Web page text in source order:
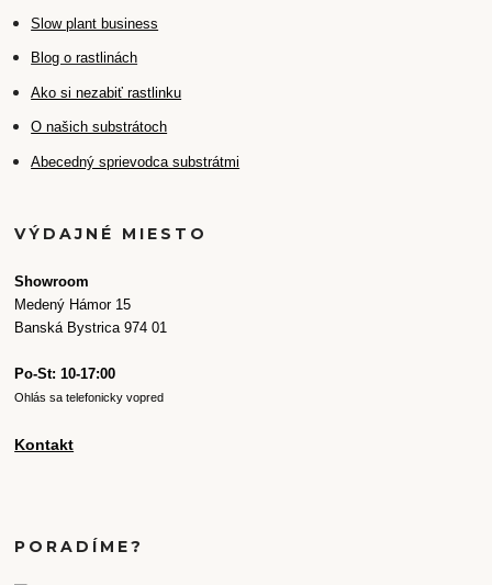
Slow plant business
Blog o rastlinách
Ako si nezabiť rastlinku
O našich substrátoch
Abecedný sprievodca substrátmi
VÝDAJNÉ MIESTO
Showroom
Medený Hámor 15
Banská Bystrica 974 01
Po-St: 10-17:00
Ohlás sa telefonicky vopred
Kontakt
PORADÍME?